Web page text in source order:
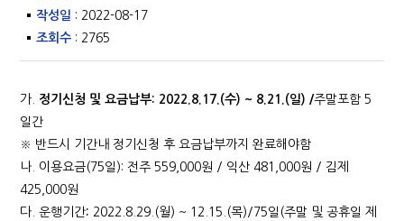
작성일 : 2022-08-17
조회수 : 2765
가. 정기신청 및 요금납부: 2022.8.17.(수) ~ 8.21.(일)/주말포함 5
일간
※ 반드시 기간내 정기신청 후 요금납부까지 완료해야함
나. 이용요금(75일): 전주 559,000원 / 익산 481,000원 / 김제
425,000원
다. 운행기간: 2022.8.29.(월) ~ 12.15.(목)/75일(주말 및 공휴일 제